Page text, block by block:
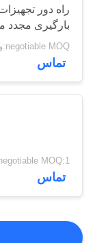
راه دور
بارگیری مجدد
فرد Win 7 Security Hand
negotiable MOQ:واحد 1
تماس
MOQ:1
تماس